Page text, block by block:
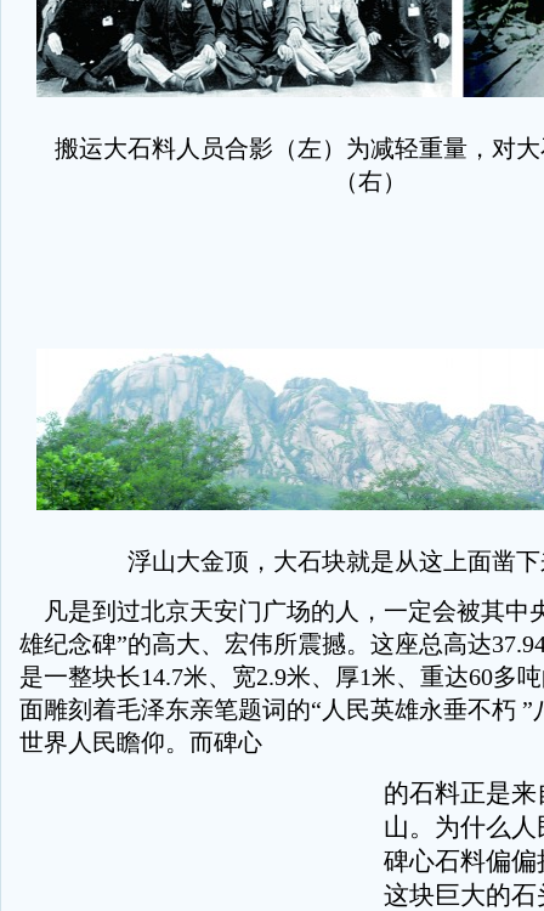
搬运大石料人员合影（左）为减轻重量，对
（右）
浮山大金顶，大石块就是从这上面凿
凡是到过北京天安门广场的人，一定会被其中
雄纪念碑”的高大、宏伟所震撼。这座总高达
是一整块长14.7米、宽2.9米、厚1米、重达60多
面雕刻着毛泽东亲笔题词的“人民英雄永垂不朽 ”
世界人民瞻仰。而碑心
的石料正是
山。为什么
碑心石料偏
这块巨大的